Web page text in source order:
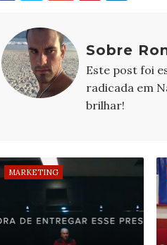
Sobre
Este post foi
radicada em
brilhar!
MARKETING